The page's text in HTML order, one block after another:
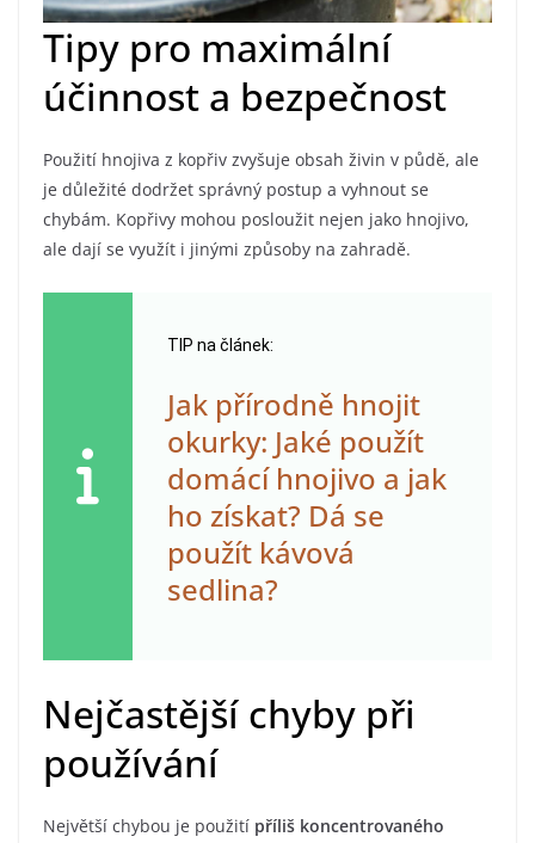
Tipy pro maximální
účinnost a bezpečnost
Použití hnojiva z kopřiv zvyšuje obsah živin v půdě, ale
je důležité dodržet správný postup a vyhnout se
chybám. Kopřivy mohou posloužit nejen jako hnojivo,
ale dají se využít i jinými způsoby na zahradě.
TIP na článek:
Jak přírodně hnojit
okurky: Jaké použít
domácí hnojivo a jak
ho získat? Dá se
použít kávová
sedlina?
Nejčastější chyby při
používání
Největší chybou je použití příliš koncentrovaného